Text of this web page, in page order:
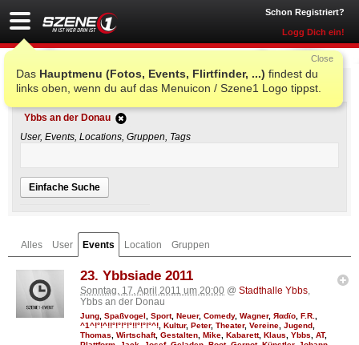
Schon Registriert?
Logg Dich ein!
Das Hauptmenu (Fotos, Events, Flirtfinder, ...) findest du
links oben, wenn du auf das Menuicon / Szene1 Logo tippst.
Close
Einfache Suche
Ybbs an der Donau
User, Events, Locations, Gruppen, Tags
Einfache Suche
Alles User Events Location Gruppen
23. Ybbsiade 2011
Sonntag, 17. April 2011 um 20:00 @ Stadthalle Ybbs,
Ybbs an der Donau
Jung Spaßvogel Sport, Neuer, Comedy, Wagner, Яαdϊo F.R.
^1^!°!^!!°!°!°!°!!°!°!°^! Kultur, Peter, Theater, Vereine Jugend
Thomas
Wirtschaft, Gestalten Mike Kabarett, Klaus Ybbs AT,